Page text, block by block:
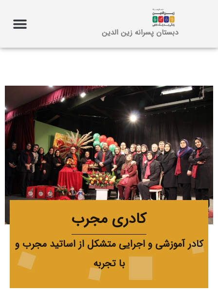
دبستان پسرانه زین الدین
کادری مجرب
کادر آموزشی و اجرایی متشکل از اساتید مجرب و
با تجربه